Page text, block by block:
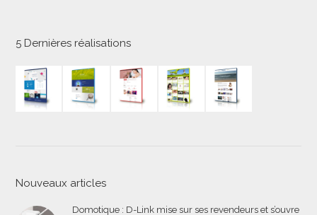
5 Dernières réalisations
Nouveaux articles
Domotique : D-Link mise sur ses revendeurs et s’ouvre